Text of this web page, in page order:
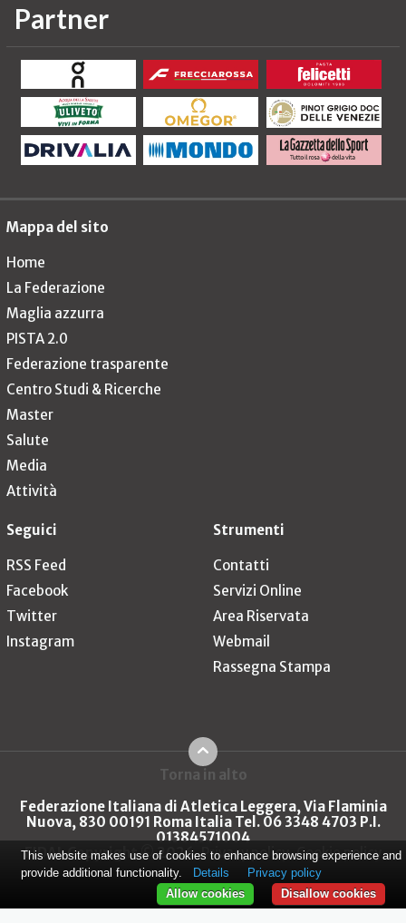
Partner
Mappa del sito
Home
La Federazione
Maglia azzurra
PISTA 2.0
Federazione trasparente
Centro Studi & Ricerche
Master
Salute
Media
Attività
Seguici
RSS Feed
Facebook
Twitter
Instagram
Strumenti
Contatti
Servizi Online
Area Riservata
Webmail
Rassegna Stampa
Torna in alto
Federazione Italiana di Atletica Leggera, Via Flaminia
Nuova, 830 00191 Roma Italia Tel. 06 3348 4703 P.I.
01384571004
FIDAL Copyright © 2026 Privacy policy Cookie policy
This website makes use of cookies to enhance browsing experience and
provide additional functionality.
Details
Privacy policy
Disallow cookies
Allow cookies